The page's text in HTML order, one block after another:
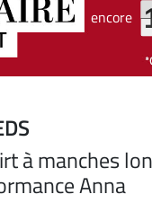
encore
à manches
Anna